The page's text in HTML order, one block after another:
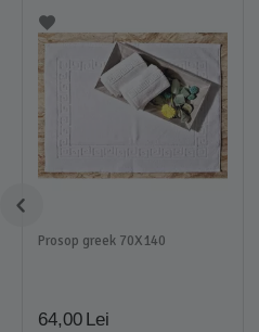
Prosop greek 70X140
64,00 Lei